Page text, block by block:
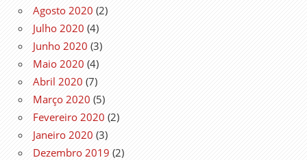
Agosto 2020 (2)
Julho 2020 (4)
Junho 2020 (3)
Maio 2020 (4)
Abril 2020 (7)
Março 2020 (5)
Fevereiro 2020 (2)
Janeiro 2020 (3)
Dezembro 2019 (2)